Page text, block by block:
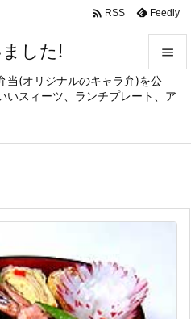
した!
当(オリジナルのキャラ弁)を公
いスィーツ、ランチプレート、ア


メニュ
サイド

 RSS Feedly